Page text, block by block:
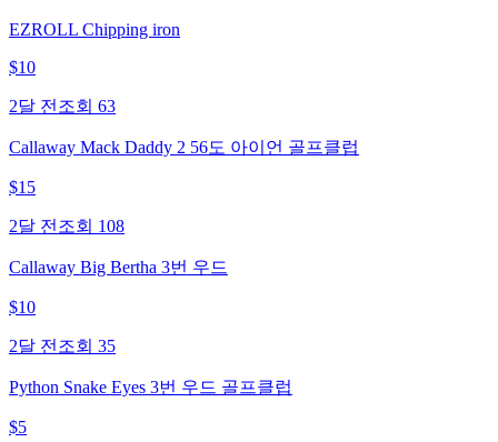
EZROLL Chipping iron
$10
2달 전 조회 63
Callaway Mack Daddy 2 56도 아이언 골프클럽
$15
2달 전 조회 108
Callaway Big Bertha 3번 우드
$10
2달 전 조회 35
Python Snake Eyes 3번 우드 골프클럽
$5